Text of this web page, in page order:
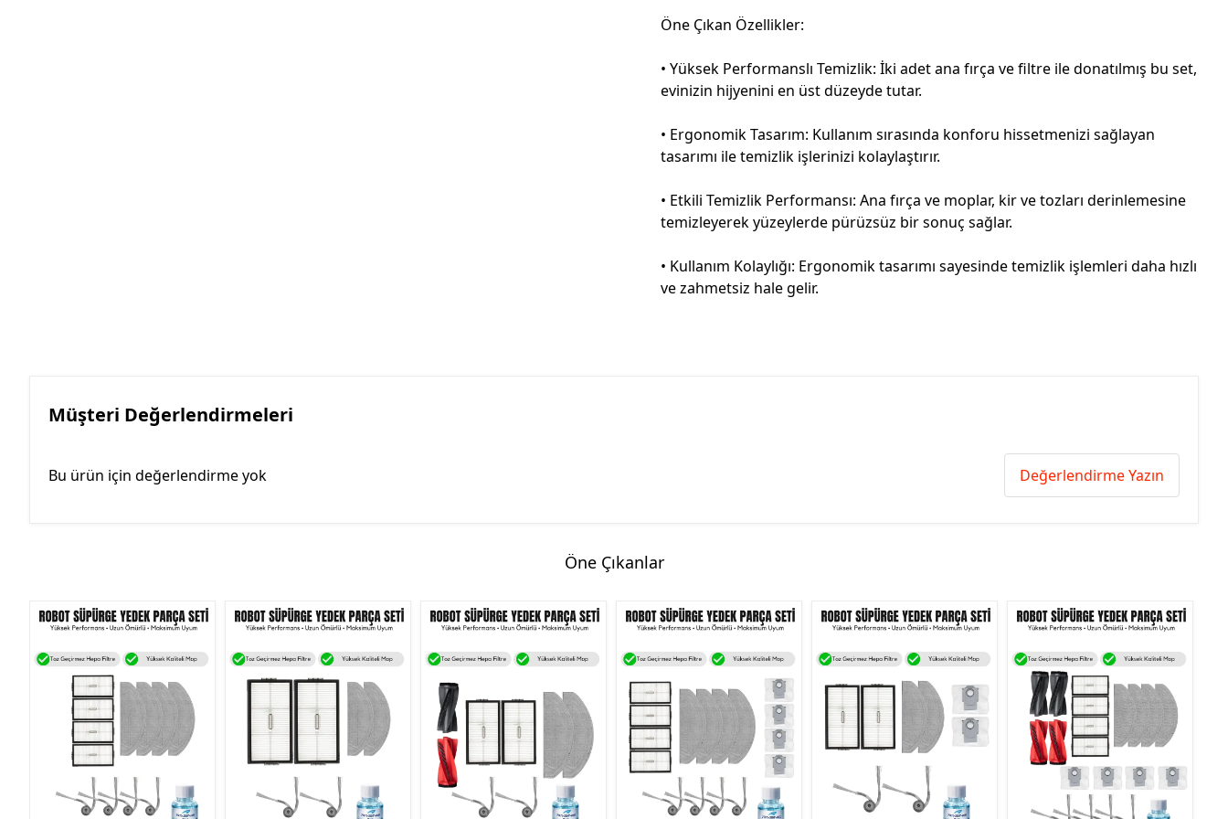
Öne Çıkan Özellikler:
• Yüksek Performanslı Temizlik: İki adet ana fırça ve filtre ile donatılmış bu set,
evinizin hijyenini en üst düzeyde tutar.
• Ergonomik Tasarım: Kullanım sırasında konforu hissetmenizi sağlayan
tasarımı ile temizlik işlerinizi kolaylaştırır.
• Etkili Temizlik Performansı: Ana fırça ve moplar, kir ve tozları derinlemesine
temizleyerek yüzeylerde pürüzsüz bir sonuç sağlar.
• Kullanım Kolaylığı: Ergonomik tasarımı sayesinde temizlik işlemleri daha hızlı
ve zahmetsiz hale gelir.
Müşteri Değerlendirmeleri
Bu ürün için değerlendirme yok Değerlendirme Yazın
Öne Çıkanlar